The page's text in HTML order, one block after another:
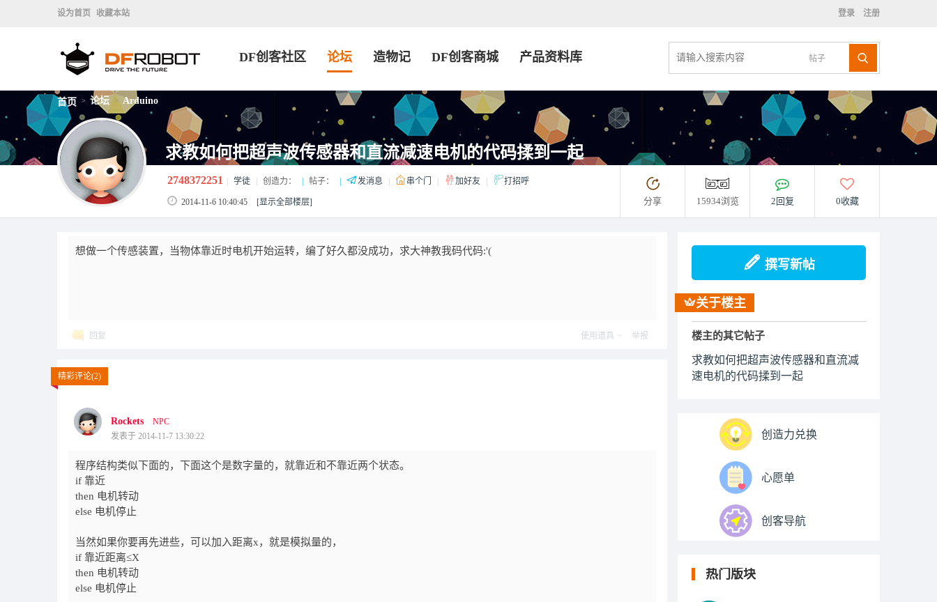
设为首页 收藏本站 登录 注册
帖子
DF创客社区 论坛 造物记 DF创客商城 产品资料库
首页 > 论坛 > Arduino
求教如何把超声波传感器和直流减速电机的代码揉到一起
2748372251 学徒 创造力： 帖子： 发消息 串个门 加好友 打招呼
2014-11-6 10:40:45 [显示全部楼层] 分享 15934浏览 2回复 0收藏
想做一个传感装置，当物体靠近时电机开始运转，编了好久都没成功，求大神教我码代码:'(
回复 使用道具 举报
精彩评论(2)
Rockets
NPC
发表于 2014-11-7 13:30:22
程序结构类似下面的，下面这个是数字量的，就靠近和不靠近两个状态。
if 靠近
then 电机转动
else 电机停止
当然如果你要再先进些，可以加入距离x，就是模拟量的，
if 靠近距离≤X
then 电机转动
else 电机停止
撰写新帖
关于楼主
楼主的其它帖子
求教如何把超声波传感器和直流减
速电机的代码揉到一起
创造力兑换
心愿单
创客导航
热门版块